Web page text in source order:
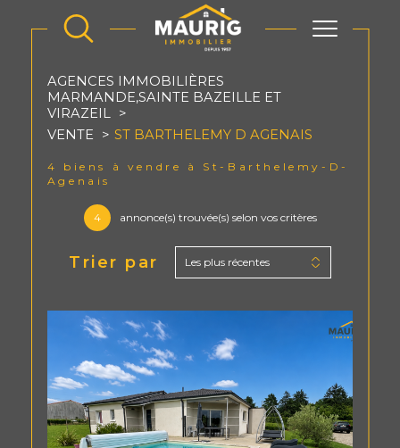
AGENCES IMMOBILIÈRES
MARMANDE,SAINTE BAZEILLE ET
VIRAZEIL
VENTE
ST BARTHELEMY D AGENAIS
4
biens à vendre à St-Barthelemy-D-
Agenais
4 annonce(s) trouvée(s) selon vos critères
Trier par Les plus récentes